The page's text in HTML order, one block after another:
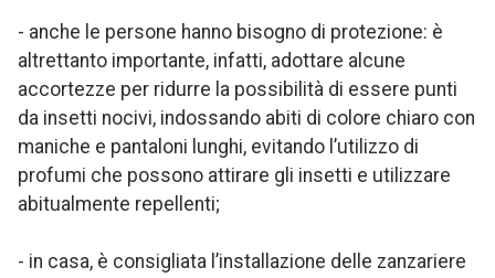
- anche le persone hanno bisogno di protezione: è
altrettanto importante, infatti, adottare alcune
accortezze per ridurre la possibilità di essere punti
da insetti nocivi, indossando abiti di colore chiaro con
maniche e pantaloni lunghi, evitando l’utilizzo di
profumi che possono attirare gli insetti e utilizzare
abitualmente repellenti;
- in casa, è consigliata l’installazione delle zanzariere